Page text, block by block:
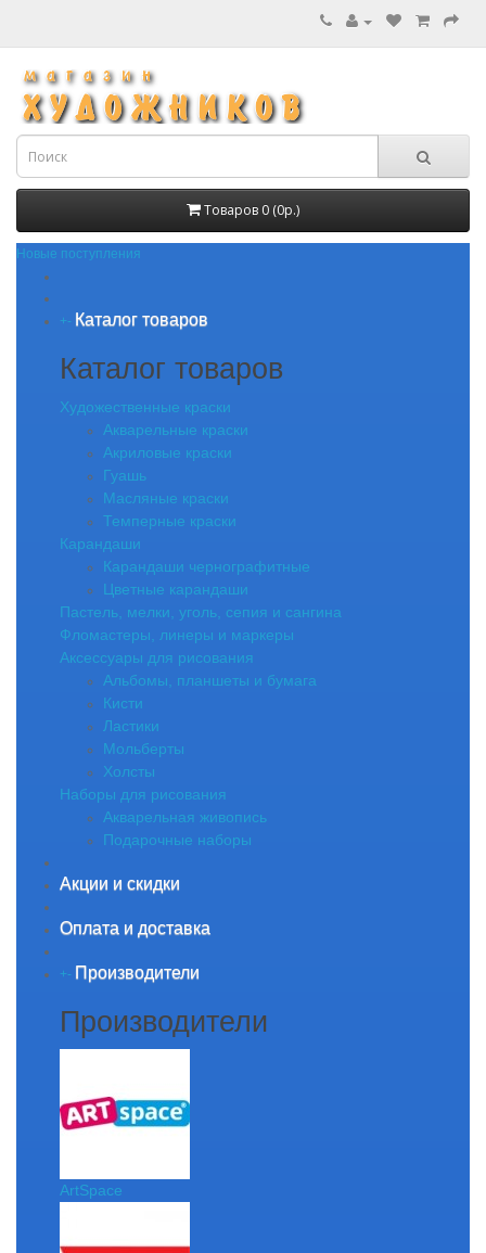
Товаров 0 (0р.)
Новые поступления
+- Каталог товаров
Каталог товаров
Художественные краски
Акварельные краски
Акриловые краски
Гуашь
Масляные краски
Темперные краски
Карандаши
Карандаши чернографитные
Цветные карандаши
Пастель, мелки, уголь, сепия и сангина
Фломастеры, линеры и маркеры
Аксессуары для рисования
Альбомы, планшеты и бумага
Кисти
Ластики
Мольберты
Холсты
Наборы для рисования
Акварельная живопись
Подарочные наборы
Акции и скидки
Оплата и доставка
+- Производители
Производители
ArtSpace